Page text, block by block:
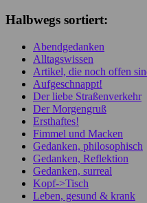
Halbwegs sortiert:
Abendgedanken
Alltagswissen
Artikel, die noch offen
Aufgeschnappt!
Der liebe Straßenverkehr
Der Morgengruß
Ersthaftes!
Fimmel und Macken
Gedanken, philosophisch
Gedanken, Reflektion
Gedanken, surreal
Kopf->Tisch
Leben, gesund & krank